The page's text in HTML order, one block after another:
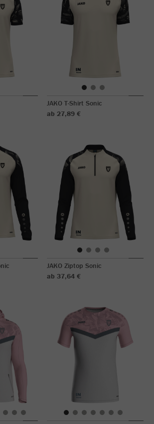
JAKO T-Shirt Sonic
ab 27,89 €
JAKO Ziptop Sonic
ab 37,64 €